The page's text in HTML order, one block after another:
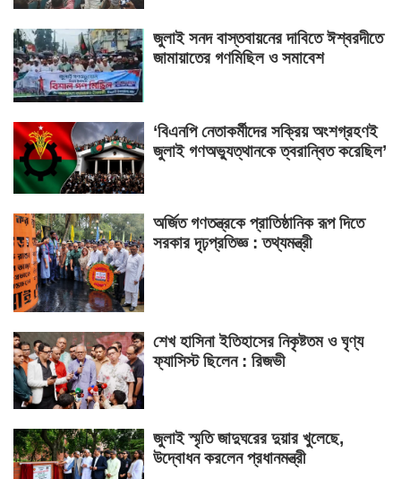
জুলাই সনদ বাস্তবায়নের দাবিতে ঈশ্বরদীতে
জামায়াতের গণমিছিল ও সমাবেশ
‘বিএনপি নেতাকর্মীদের সক্রিয় অংশগ্রহণই
জুলাই গণঅভ্যুত্থানকে ত্বরান্বিত করেছিল’
অর্জিত গণতন্ত্রকে প্রাতিষ্ঠানিক রূপ দিতে
সরকার দৃঢ়প্রতিজ্ঞ : তথ্যমন্ত্রী
শেখ হাসিনা ইতিহাসের নিকৃষ্টতম ও ঘৃণ্য
ফ্যাসিস্ট ছিলেন : রিজভী
জুলাই স্মৃতি জাদুঘরের দুয়ার খুলেছে,
উদ্বোধন করলেন প্রধানমন্ত্রী